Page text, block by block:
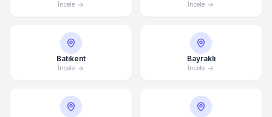
İncele İncele
Batıkent
İncele
Bayraklı
İncele